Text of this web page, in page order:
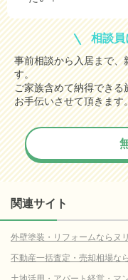
相談員
事前相談から入居まで、
す。
ご家族含めて納得でき
お手伝いさせて頂きます
関連サイト
外壁塗装・リフォームならヌ
不動産一括査定・売却相場な